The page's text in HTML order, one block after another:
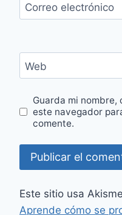
Correo electrónico
Web
Guarda mi
este navegador
comente.
Este sitio usa
Aprende cómo se